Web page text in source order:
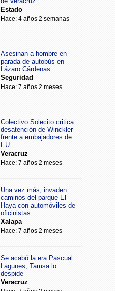
Estado
Hace: 4 años 2 semanas
Asesinan a hombre en
parada de autobús en
Lázaro Cárdenas
Seguridad
Hace: 7 años 2 meses
Colectivo Solecito critica
desatención de Winckler
frente a embajadores de
EU
Veracruz
Hace: 7 años 2 meses
Una vez más, invaden
caminos del parque El
Haya con automóviles de
oficinistas
Xalapa
Hace: 7 años 2 meses
Se acabó la era Pascual
Lagunes, Tamsa lo
despide
Veracruz